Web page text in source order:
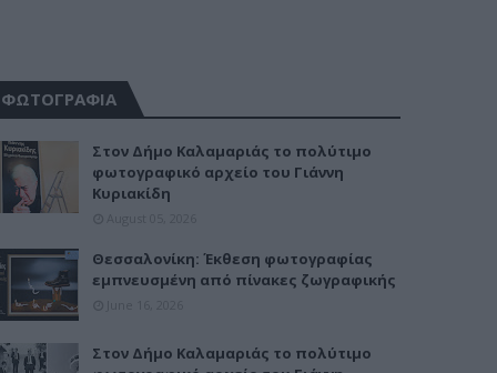
ΦΩΤΟΓΡΑΦΙΑ
Στον Δήμο Καλαμαριάς το πολύτιμο
φωτογραφικό αρχείο του Γιάννη
Κυριακίδη
Θεσσαλονίκη: Έκθεση φωτογραφίας
εμπνευσμένη από πίνακες ζωγραφικής
Στον Δήμο Καλαμαριάς το πολύτιμο